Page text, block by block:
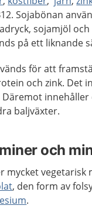
Sojabönan
sojamjöl
på ett liknande
för att
och zink. Det
baljväxter.
och
mycket
, den form av
.